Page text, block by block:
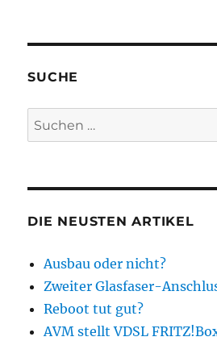
SUCHE
Suchen
nach:
DIE NEUSTEN ARTIKEL
Ausbau oder nicht?
Zweiter Glasfaser-
Reboot tut gut?
AVM stellt VDSL